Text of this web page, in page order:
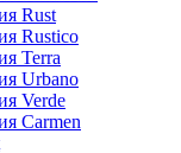
Rust
Rustico
Terra
Urbano
Verde
Сarmen